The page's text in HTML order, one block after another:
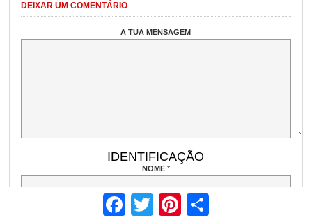
DEIXAR UM COMENTÁRIO
A TUA MENSAGEM
IDENTIFICAÇÃO
NOME *
EMAIL(NÃO PUBLICADO)
Facebook Twitter Pinterest